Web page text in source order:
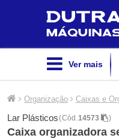
Ver mais
Organização Caixas e
Lar Plásticos(Cód. 14573 )
Caixa organizadora